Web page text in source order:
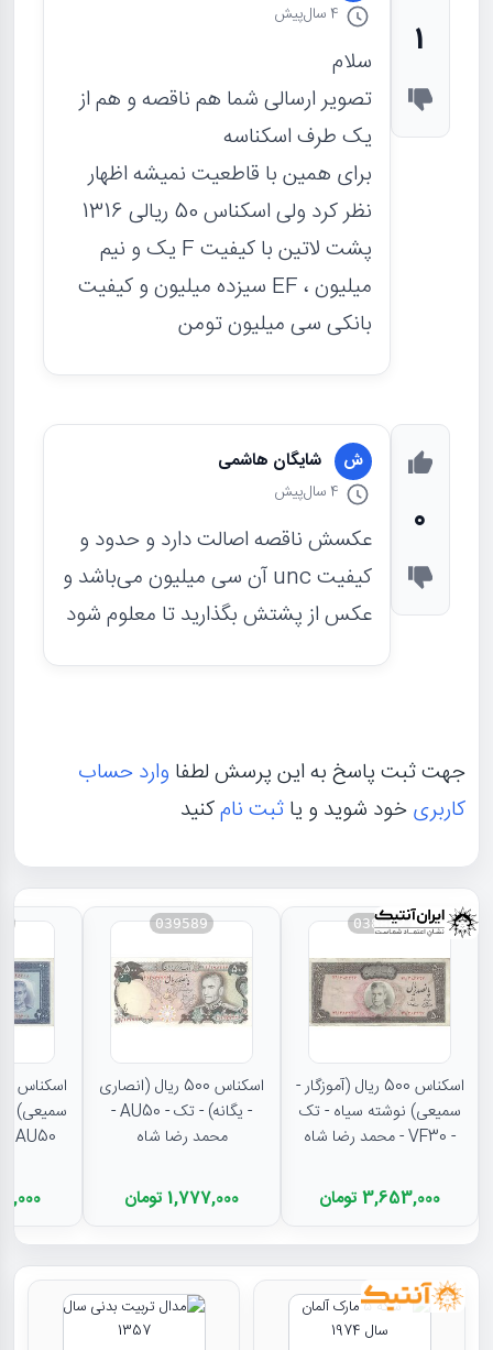
1
4 سال پیش
سلام
تصویر ارسالی شما هم ناقصه و هم از
یک طرف اسکناسه
برای همین با قاطعیت نمیشه اظهار
نظر کرد ولی اسکناس 50 ریالی 1316
پشت لاتین با کیفیت F یک و نیم
میلیون ، EF سیزده میلیون و کیفیت
بانکی سی میلیون تومن
0
ش شایگان هاشمی
4 سال پیش
عکسش ناقصه اصالت دارد و حدود و
کیفیت unc آن سی میلیون می‌باشد و
عکس از پشتش بگذارید تا معلوم شود
جهت ثبت پاسخ به این پرسش لطفا وارد حساب
کاربریخود شوید و یاثبت نامکنید
038882
اسکناس 500 ریال (آموزگار -
سمیعی) نوشته سیاه - تک
- VF30 - محمد رضا شاه
3,653,000 تومان
039589
اسکناس 500 ریال (انصاری
- یگانه) - تک - AU50 -
محمد رضا شاه
1,777,000 تومان
سمیعی)
AU50 - محمد رضا شاه